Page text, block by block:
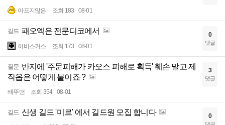
아프지않은 조회 183 08-01
길드 패오엑은 전문디코에서
히비스커스 조회 173 08-01
0
댓글
질문 반지에 '주문피해가 카오스 피해로 획득' 훼손 말고 제
작옵은 어떻게 붙이죠 ?
배뚜맨 조회 354 08-01
3
댓글
길드 신생 길드 '미르' 에서 길드원 모집 합니다 0